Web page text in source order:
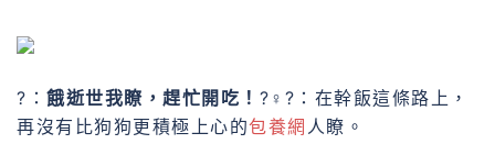
?： 餓逝世我瞭，趕忙開吃！ ?♀?：在幹飯這條路上，
再沒有比狗狗更積極上心的包養網 人瞭。